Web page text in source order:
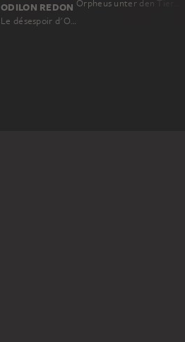
ODILON REDON
Le désespoir d'Orphée